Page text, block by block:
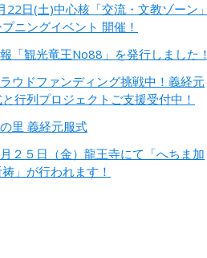
22日(土)中心核「交流・文教ゾーン」
ニングイベント 開催！
「観光竜王No88」を発行しました！
ウドファンディング挑戦中！義経元
行列プロジェクトご支援受付中！
里 義経元服式
２５日（金）龍王寺にて「へちま加
」が行われます！